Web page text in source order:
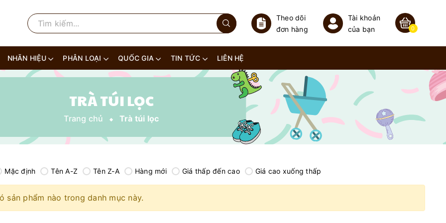
Theo dõi
đơn hàng
Tài khoản
của bạn
0
NHÃN HIỆU PHÂN LOẠI QUỐC GIA TIN TỨC LIÊN HỆ
TRÀ TÚI LỌC
Trang chủ Trà túi lọc
Mặc định Tên A-Z Tên Z-A Hàng mới Giá thấp đến cao Giá cao xuống thấp
sản phẩm nào trong danh mục này.